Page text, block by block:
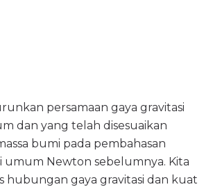
persamaan gaya gravitasi
dan yang telah disesuaikan
bumi pada pembahasan
umum Newton sebelumnya. Kita
hubungan gaya gravitasi dan kuat